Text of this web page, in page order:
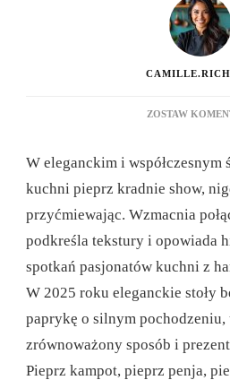
ZOSTAW
W eleganckim i
kuchni pieprz kradnie show,
przyćmiewając. Wzmacnia
podkreśla tekstury i opowiada
spotkań pasjonatów kuchni z
W 2025 roku eleganckie stoły
paprykę o silnym pochodzeniu,
zrównoważony sposób i
Pieprz kampot, pieprz penja,